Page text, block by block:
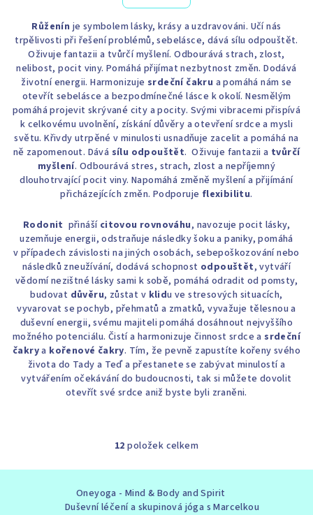
Růženín je symbolem lásky, krásy a uzdravováni. Učí nás
trpělivosti při řešení problémů, sebelásce, dává sílu odpouštět.
Oživuje fantazii a tvůrčí myšlení. Odbourává strach, zlost,
nelibost, pocit viny. Pomáhá přijímat nezbytnost změn. Dodává
životní energii. Harmonizuje srdeční čakru a pomáhá nám se
otevřít sebelásce a bezpodmínečné lásce k okolí. Nesmělým
pomáhá projevit skrývané city a pocity. Svými vibracemi přispívá
k celkovému uvolnění, získání důvěry a otevření srdce a mysli
světu. Křivdy utrpěné v minulosti usnadňuje zacelit a pomáhá na
ně zapomenout. Dává sílu odpouštět. Oživuje fantazii a tvůrčí
myšlení. Odbourává stres, strach, zlost a nepříjemný
dlouhotrvající pocit viny. Napomáhá změně myšlení a přijímání
přicházejících změn. Podporuje flexibilitu.
Rodonit přináší citovou rovnováhu, navozuje pocit lásky,
uzemňuje energii, odstraňuje následky šoku a paniky, pomáhá
v případech závislosti na jiných osobách, sebepoškozování nebo
následků zneužívání, dodává schopnost odpouštět, vytváří
vědomí nezištné lásky sami k sobě, pomáhá odradit od pomsty,
budovat důvěru, zůstat v klidu ve stresových situacích,
vyvarovat se pochyb, přehmatů a zmatků, vyvažuje tělesnou a
duševní energii, svému majiteli pomáhá dosáhnout nejvyššího
možného potenciálu. Čistí a harmonizuje činnost srdce asrdeční
čakrya kořenové čakry. Tím, že pevně zapustíte kořeny svého
života do Tady a Teď a přestanete se zabývat minulostí a
vytvářením očekávání do budoucnosti, tak si můžete dovolit
otevřít své srdce aniž byste byli zraněni.
O
v
á
12 položek celkem
Oneyoga - Mind & Body and Spirit
Duševní léčení a skupinová jóga s Marcelkou